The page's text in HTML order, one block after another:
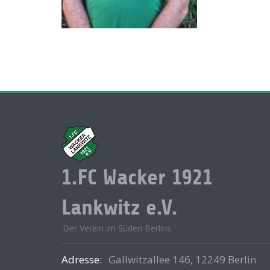
1.FC Wacker 1921
Lankwitz e.V.
Der Verein im Süden Berlins
Adresse: Gallwitzallee 146, 12249 Berlin